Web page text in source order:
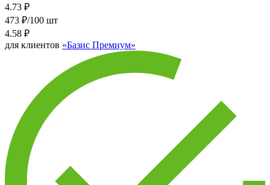
4.73 ₽
473 ₽/100 шт
4.58 ₽
для клиентов «Базис Премиум»